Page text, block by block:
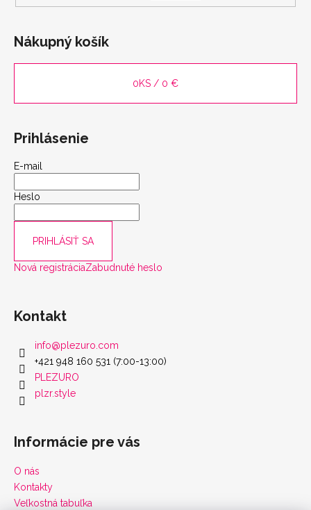
Nákupný košík
0KS / 0 €
Prihlásenie
E-mail
Heslo
PRIHLÁSIŤ SA
Nová registráciaZabudnuté heslo
Kontakt
info@plezuro.com
+421 948 160 531 (7:00-13:00)
PLEZURO
plzr.style
Informácie pre vás
O nás
Kontakty
Veľkostná tabuľka